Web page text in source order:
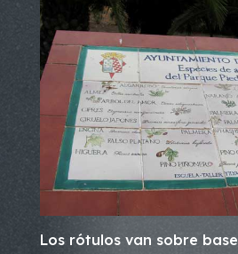
Los rótulos van sobre